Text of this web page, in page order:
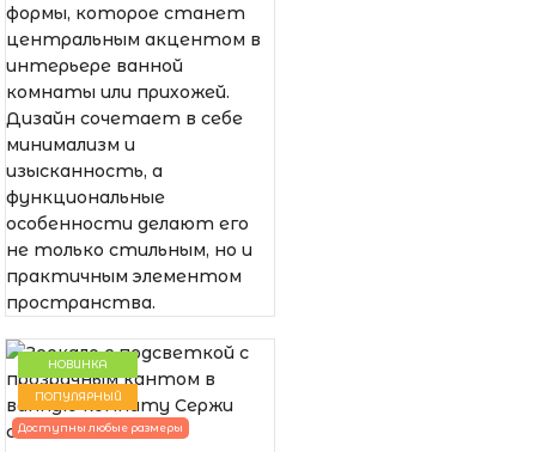
формы, которое станет
центральным акцентом в
интерьере ванной
комнаты или прихожей.
Дизайн сочетает в себе
минимализм и
изысканность, а
функциональные
особенности делают его
не только стильным, но и
практичным элементом
пространства.
НОВИНКА
ПОПУЛЯРНЫЙ
Доступны любые размеры